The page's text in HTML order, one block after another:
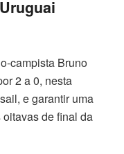
campista Bruno
2 a 0, nesta
e garantir uma
de final da